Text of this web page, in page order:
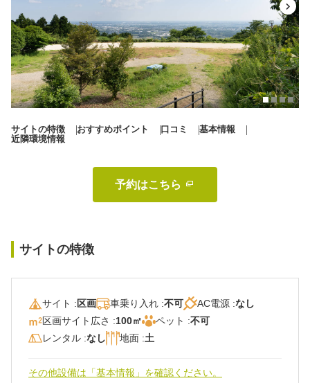
イベント情報 春夏キャンプ
秋冬キャンプ 山間キャンプ
サイトの特徴 おすすめポイント 口コミ
基本情報
近隣環境情報
予約はこちら
サイトの特徴
サイト :区画 車乗り入れ :不可 AC電源 :なし
区画サイト広さ :100㎡ ペット :不可
レンタル :なし 地面 :土
その他設備は「基本情報」を確認ください。